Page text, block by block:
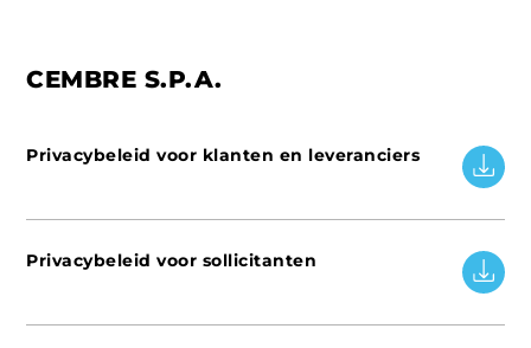
CEMBRE S.P.A.
Privacybeleid voor klanten en leveranciers
Privacybeleid voor sollicitanten